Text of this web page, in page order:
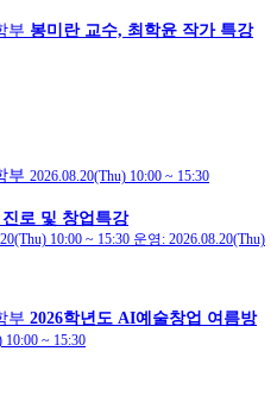
부 봉미란 교수, 최학윤 작가 특강
부 2026.08.20(Thu) 10:00 ~ 15:30
로 및 창업특강
10:00 ~ 15:30 운영: 2026.08.20(Thu)
부 2026학년도 AI예술창업 여름방
10:00 ~ 15:30